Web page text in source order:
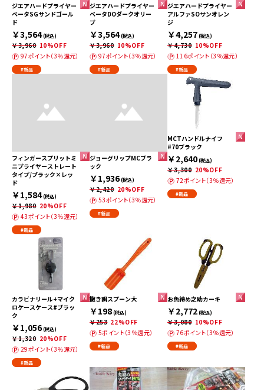
ジエアハードプライヤー
ベータSGサンドゴール
ド
￥3,564(税込)
￥3,960 10%OFF
97ポイント（3％還元）
#新品
ジエアハードプライヤー
ベータDOダークオリー
ブ
￥3,564(税込)
￥3,960 10%OFF
97ポイント（3％還元）
#新品
ジエアハードプライヤー
アルファSOサンオレン
ジ
￥4,257(税込)
￥4,730 10%OFF
116ポイント（3％還元）
#新品
フィンガースプリットミ
ニプライヤーストレート
タイプ/ブラック×レッ
ド
￥1,584(税込)
￥1,980 20%OFF
43ポイント（3％還元）
#新品
ジョーグリップMCブラ
ック
￥1,936(税込)
￥2,420 20%OFF
53ポイント（3％還元）
#新品
MCTハンドルナイフ
#70ブラック
￥2,640(税込)
￥3,300 20%OFF
72ポイント（3％還元）
#新品
カラビナリール+マイク
ロケースケース#ブラッ
ク
￥1,056(税込)
￥1,320 20%OFF
29ポイント（3％還元）
#新品
撒き餌スプーン大
￥198(税込)
￥253 22%OFF
5ポイント（3％還元）
#新品
お魚締め之助カーキ
￥2,772(税込)
￥3,080 10%OFF
76ポイント（3％還元）
#新品